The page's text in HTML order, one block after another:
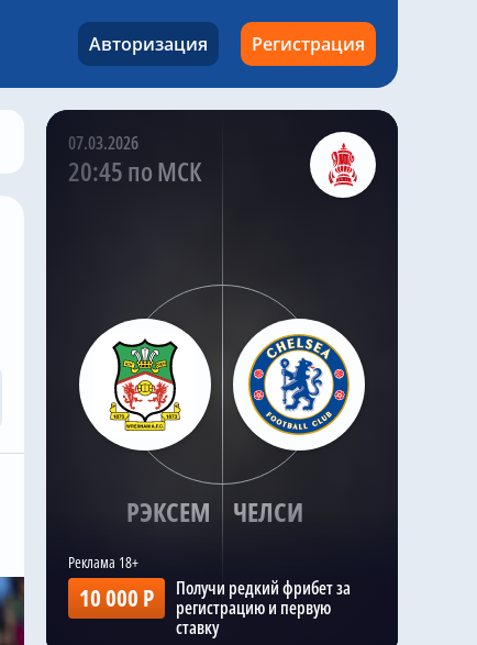
Авторизация Регистрация
07.03.2026
20:45 по МСК
РЭКСЕМ ЧЕЛСИ
10 000 Р
Получи редкий фрибет за
регистрацию и первую
ставку
привлекло внимание
обоих английских
@chelseanews_bot 11 часов назад
Николас Джексон совершил
добрый поступок в «Челси»,
@chelseanews_bot 10 часов назад
«Челси» не собирается
покупать нового вратаря, и
доволен Робертом Санчесом
Комментировать
@chelseanews_bot 5 часов назад
«Челси» не будет
подписывать фланговых
нападающих этим летом